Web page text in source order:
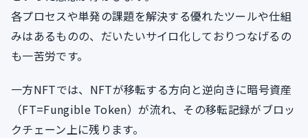
各プロセスや単発の課題を解決する優れたツールや仕組
みはあるものの、だいたいサイロ化しておりつなげるの
も一苦労です。
一方NFTでは、NFTが移転する方向と逆向きに暗号資産
（FT=Fungible Token）が流れ、その移転記録がブロッ
クチェーン上に残ります。